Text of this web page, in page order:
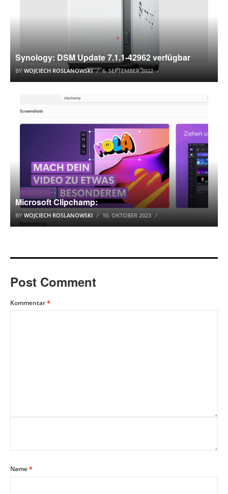
Synology: DSM Update 7.1.1-42962 verfügbar
BY WOJCIECH ROSLANOWSKI 6. SEPTEMBER 2022
Microsoft Clipchamp:
BY WOJCIECH ROSLANOWSKI 10. OKTOBER 2023
Post Comment
Kommentar*
Name*